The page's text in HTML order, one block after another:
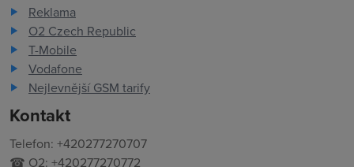
Reklama
O2 Czech Republic
T-Mobile
Vodafone
Nejlevnější GSM tarify
Kontakt
Telefon: +420277270707
☎ O2: +420277270772